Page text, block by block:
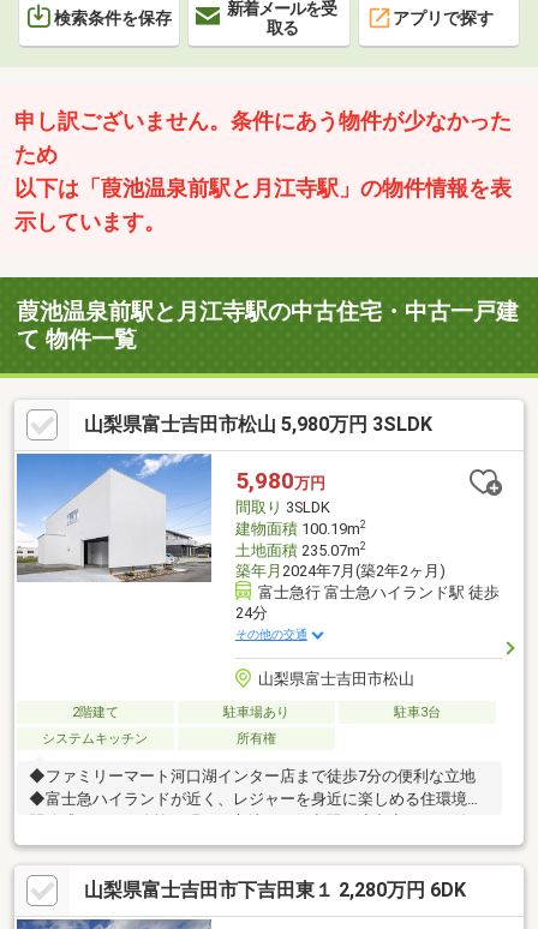
検索条件を保存
新着メールを受
取る
アプリで探す
申し訳ございません。条件にあう物件が少なかった
ため
以下は「葭池温泉前駅と月江寺駅」の物件情報を表
示しています。
葭池温泉前駅と月江寺駅の中古住宅・中古一戸建
て 物件一覧
山梨県富士吉田市松山 5,980万円 3SLDK
5,980万円
間取り 3SLDK
建物面積100.19m2
土地面積235.07m2
築年月 2024年7月(築2年2ヶ月)
富士急行 富士急ハイランド駅 徒歩
24分
その他の交通
山梨県富士吉田市松山
2階建て 駐車場あり
駐車3台
システムキッチン
所有権
◆ファミリーマート河口湖インター店まで徒歩7分の便利な立地
◆富士急ハイランドが近く、レジャーを身近に楽しめる住環境◆
で、くつろぎやアウトドアリビングとして活用可能◆2階居室は
ライフスタイルに合わせて分割でき、家族構成の変化にも柔軟に
対応物件の詳細、ご見学のご希望はお気軽にお問い合わせくださ
い！
山梨県富士吉田市下吉田東１ 2,280万円 6DK